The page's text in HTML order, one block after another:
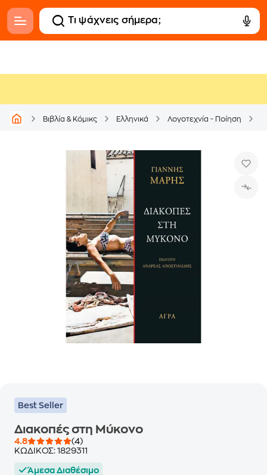
Βιβλία & Κόμικς Ελληνικά Λογοτεχνία - Ποίηση
Best Seller
Διακοπές στη Μύκονο
4.8
(4)
ΚΩΔΙΚΟΣ: 1829311
Άμεσα Διαθέσιμο